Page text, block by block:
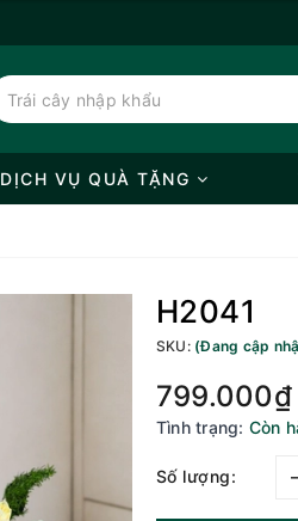
DỊCH VỤ QUÀ TẶNG
H2041
SKU: (Đang cập
799.000₫
Tình trạng: Còn
Số lượng: